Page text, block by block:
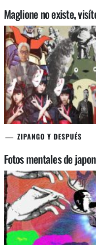
Maglione no existe,
ZIPANGO Y DESPUÉS
Fotos mentales de